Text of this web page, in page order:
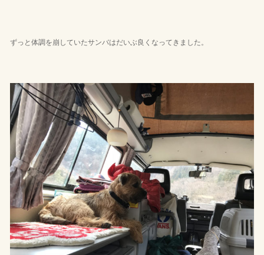
ずっと体調を崩していたサンバはだいぶ良くなってきました。